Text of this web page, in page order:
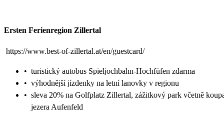
Ersten Ferienregion Zillertal
https://www.best-of-zillertal.at/en/guestcard/
• turistický autobus Spieljochbahn-Hochfüfen zdarma
• výhodnější jízdenky na letní lanovky v regionu
• sleva 20% na Golfplatz Zillertal, zážitkový park včetně
jezera Aufenfeld